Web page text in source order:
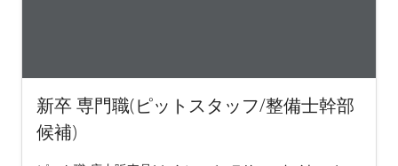
新卒 専門職(ピットスタッフ/整備士幹部
候補)